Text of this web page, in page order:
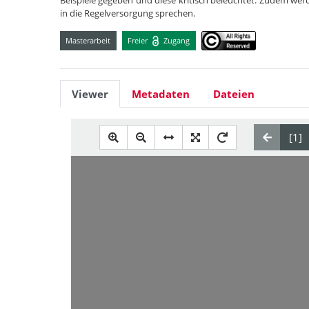
in die Regelversorgung sprechen.
Masterarbeit Freier Zugang
Viewer Metadaten Dateien